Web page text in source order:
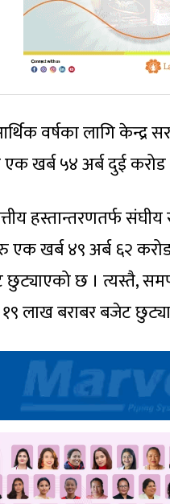
वर्षका लागि केन्द्र
खर्ब ५४ अर्ब दुई
हस्तान्तरणतर्फ
एक खर्ब ४९ अर्ब ६२
छ । त्यस्तै,
लाख बराबर बजेट